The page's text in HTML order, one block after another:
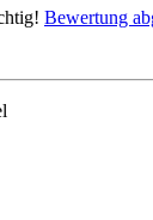
Bewertung